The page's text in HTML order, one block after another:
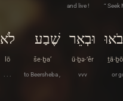
“ Seek
and live !
or
וּבְאֵר
ū·ḇə·’êr
vvv
שֶׁבַע
še·ḇa‘
to Beersheba ,
לֹא
lō
. . .